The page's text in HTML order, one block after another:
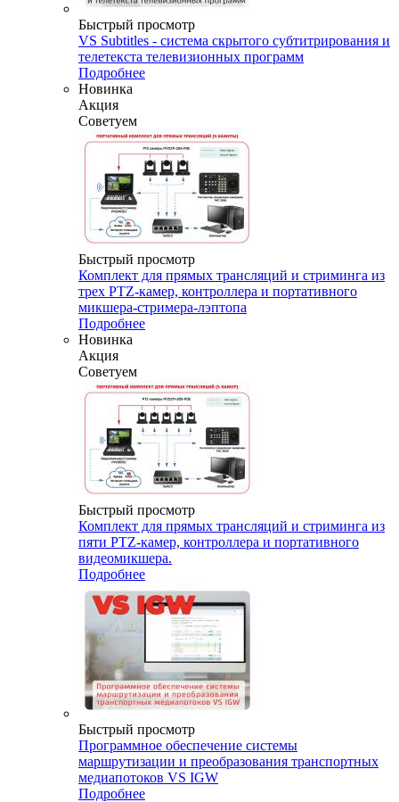
Быстрый просмотр
VS Subtitles - система скрытого субтитрирования и
телетекста телевизионных программ
Подробнее
Новинка
Акция
Советуем
Быстрый просмотр
Комплект для прямых трансляций и стриминга из
трех PTZ-камер, контроллера и портативного
микшера-стримера-лэптопа
Подробнее
Новинка
Акция
Советуем
Быстрый просмотр
Комплект для прямых трансляций и стриминга из
пяти PTZ-камер, контроллера и портативного
видеомикшера.
Подробнее
Быстрый просмотр
Программное обеспечение системы
маршрутизации и преобразования транспортных
медиапотоков VS IGW
Подробнее